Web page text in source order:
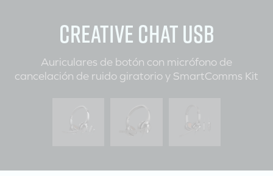
CREATIVE CHAT USB
Auriculares de botón con micrófono de
cancelación de ruido giratorio y SmartComms Kit